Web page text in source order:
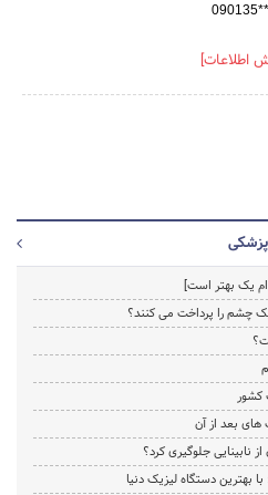
اطلاعات]
یک بهتر است]
چشم را پرداخت می کنند؟
کشور
بعد از آن
نابینایی جلوگیری کرد؟
بهترین دستگاه لیزیک دنیا